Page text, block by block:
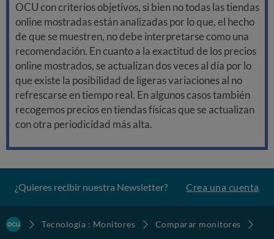
OCU con criterios objetivos, si bien no todas las tiendas
online mostradas están analizadas por lo que, el hecho
de que se muestren, no debe interpretarse como una
recomendación. En cuanto a la exactitud de los precios
online mostrados, se actualizan dos veces al día por lo
que existe la posibilidad de ligeras variaciones al no
refrescarse en tiempo real. En algunos casos también
recogemos precios en tiendas físicas que se actualizan
con otra periodicidad más alta.
¿Quieres recibir nuestra Newsletter? Crea una cuenta
Tecnología : Monitores
Comparar monitores